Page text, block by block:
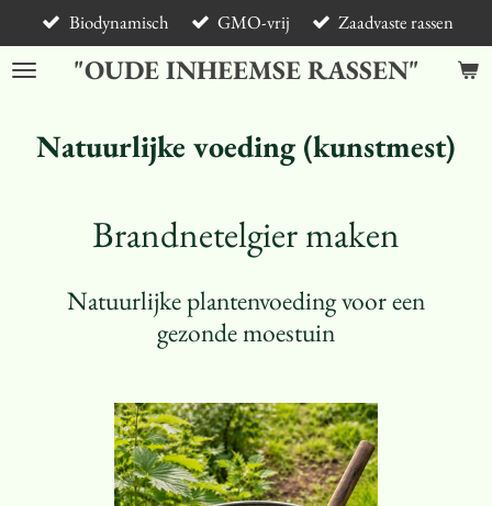
direct
naar
hoofdinhoud
"OUDE INHEEMSE RASSEN"
Biodynamisch GMO-vrij Zaadvaste rassen
Natuurlijke voeding (kunstmest)
Brandnetelgier maken
Natuurlijke plantenvoeding voor een
gezonde moestuin